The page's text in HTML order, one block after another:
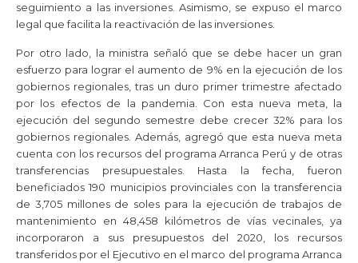
seguimiento a las inversiones. Asimismo, se expuso el marco
legal que facilita la reactivación de las inversiones.
Por otro lado, la ministra señaló que se debe hacer un gran
esfuerzo para lograr el aumento de 9% en la ejecución de los
gobiernos regionales, tras un duro primer trimestre afectado
por los efectos de la pandemia. Con esta nueva meta, la
ejecución del segundo semestre debe crecer 32% para los
gobiernos regionales. Además, agregó que esta nueva meta
cuenta con los recursos del programa Arranca Perú y de otras
transferencias presupuestales. Hasta la fecha, fueron
beneficiados 190 municipios provinciales con la transferencia
de 3,705 millones de soles para la ejecución de trabajos de
mantenimiento en 48,458 kilómetros de vías vecinales, ya
incorporaron a sus presupuestos del 2020, los recursos
transferidos por el Ejecutivo en el marco del programa Arranca